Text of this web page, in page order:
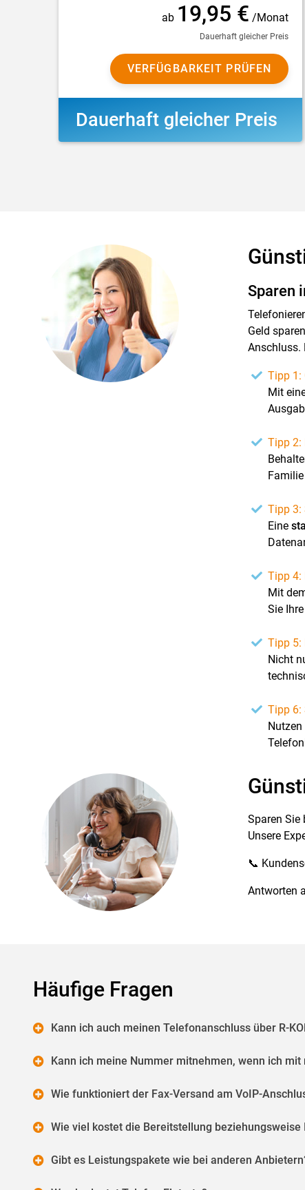
ab 19,95 € /Monat
Dauerhaft gleicher Preis
VERFÜGBARKEIT PRÜFEN
Dauerhaft gleicher Preis
Sparen
Geld
Anschluss.
Tipp 1:
Mit
Tipp 2:
Tipp 3:
Eine
Tipp 4:
Mit
Sie
Tipp 5:
Nicht
Tipp 6:
Sparen Sie
Unsere
📞
Antworten
Häufige Fragen
Kann ich auch meinen Telefonanschluss über R-
Kann ich meine Nummer mitnehmen, wenn ich
Wie funktioniert der Fax-Versand am VoIP-
Wie viel kostet die Bereitstellung
Gibt es Leistungspakete wie bei anderen